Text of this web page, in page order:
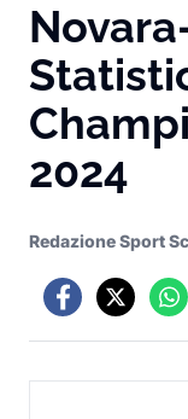
2024
Redazione Sport